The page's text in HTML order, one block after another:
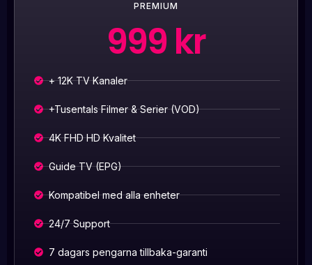
PREMIUM
999 kr
+ 12K TV Kanaler
+Tusentals Filmer & Serier (VOD)
4K FHD HD Kvalitet
Guide TV (EPG)
Kompatibel med alla enheter
24/7 Support
7 dagars pengarna tillbaka-garanti